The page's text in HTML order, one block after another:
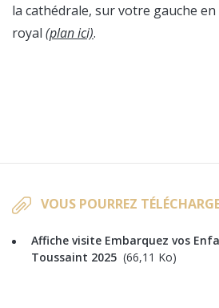
la cathédrale, sur votre gauche
royal (plan ici).
VOUS POURREZ
Affiche visite Embarquez vos
Toussaint 2025 (66,11 Ko)